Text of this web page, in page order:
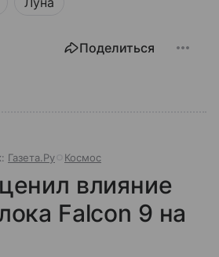
Поделиться
Газета.Ру Космос
влияние
Falcon 9 на